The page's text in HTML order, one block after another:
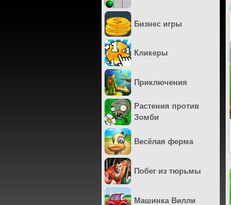
Бизнес игры
Кликеры
Приключения
Растения против
Зомби
Весёлая ферма
Побег из тюрьмы
Машинка Вилли